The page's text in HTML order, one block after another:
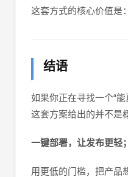
这套方式的核心价值是：
结语
如果你正在寻找一个“
这套方案给出的并不是
一键部署，让发布更轻
用更低的门槛，把产品